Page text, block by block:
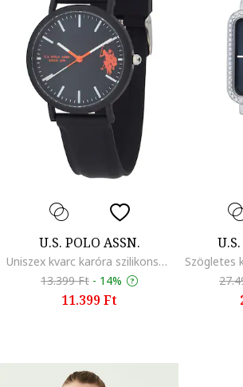
U.S. POLO ASSN.
Uniszex kvarc karóra szilikonszíjjal, Fekete
13.399 Ft - 14%
11.399 Ft